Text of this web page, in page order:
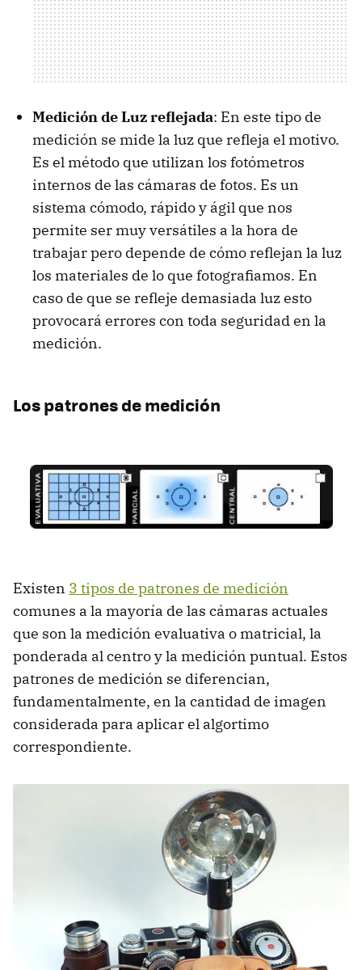
Medición de Luz reflejada: En este tipo de
medición se mide la luz que refleja el motivo.
Es el método que utilizan los fotómetros
internos de las cámaras de fotos. Es un
sistema cómodo, rápido y ágil que nos
permite ser muy versátiles a la hora de
trabajar pero depende de cómo reflejan la luz
los materiales de lo que fotografiamos. En
caso de que se refleje demasiada luz esto
provocará errores con toda seguridad en la
medición.
Los patrones de medición
Existen 3 tipos de patrones de medición
comunes a la mayoría de las cámaras actuales
que son la medición evaluativa o matricial, la
ponderada al centro y la medición puntual. Estos
patrones de medición se diferencian,
fundamentalmente, en la cantidad de imagen
considerada para aplicar el algortimo
correspondiente.